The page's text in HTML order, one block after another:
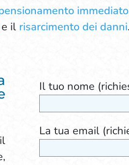
il risarcimento dei danni
Il tuo nome
La tua email